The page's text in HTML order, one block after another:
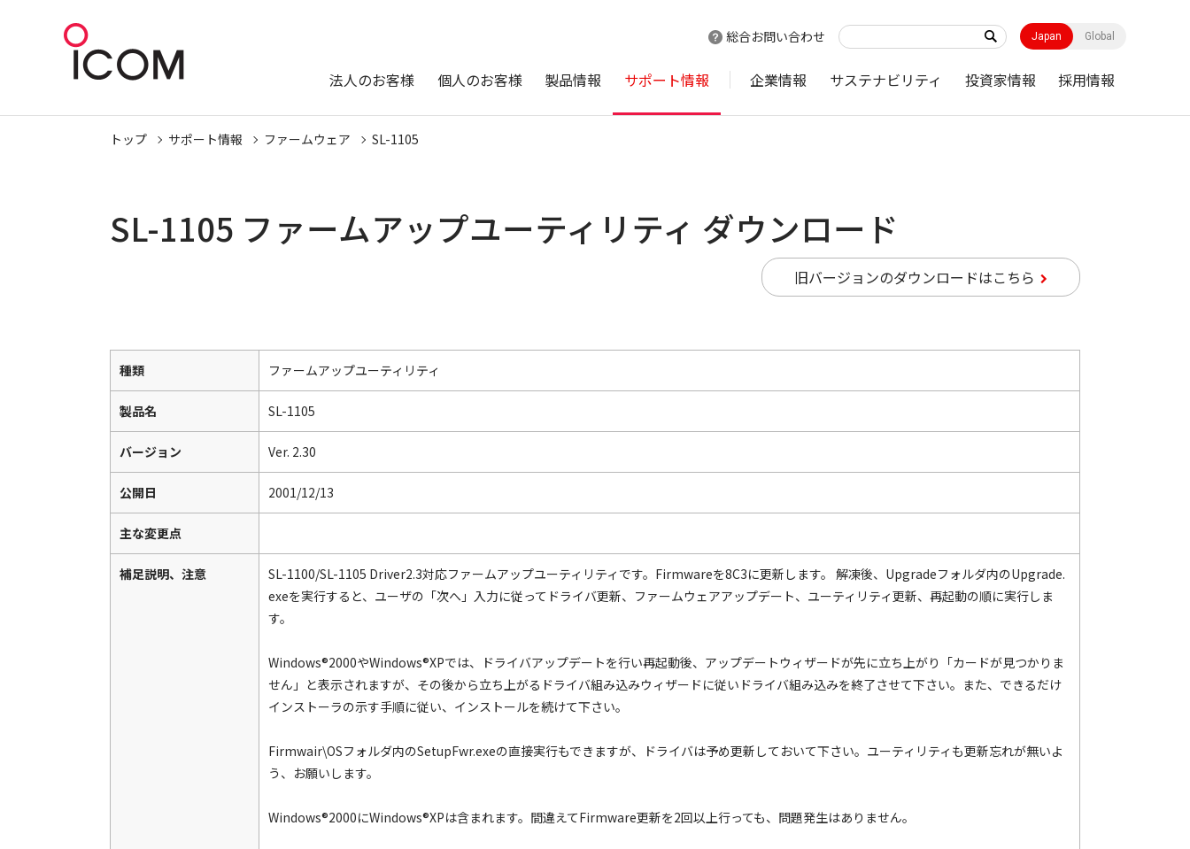
総合お問い合わせ Japan Global
法人のお客様 個人のお客様 製品情報 サポート情報 企業情報 サステナビリティ 投資家情報 採用情報
トップ サポート情報 ファームウェア SL-1105
SL-1105 ファームアップユーティリティ ダウンロード
旧バージョンのダウンロードはこちら
種類 ファームアップユーティリティ
製品名 SL-1105
バージョン Ver. 2.30
公開日 2001/12/13
主な変更点
補足説明、注意
SL-1100/SL-1105 Driver2.3対応ファームアップユーティリティです。Firmwareを8C3に更新します。 解凍後、Upgradeフォルダ内のUpgrade.
exeを実行すると、ユーザの「次へ」入力に従ってドライバ更新、ファームウェアアップデート、ユーティリティ更新、再起動の順に実行しま
す。
Windows®2000やWindows®XPでは、ドライバアップデートを行い再起動後、アップデートウィザードが先に立ち上がり「カードが見つかりま
せん」と表示されますが、その後から立ち上がるドライバ組み込みウィザードに従いドライバ組み込みを終了させて下さい。また、できるだけ
インストーラの示す手順に従い、インストールを続けて下さい。
Firmwair\OSフォルダ内のSetupFwr.exeの直接実行もできますが、ドライバは予め更新しておいて下さい。ユーティリティも更新忘れが無いよ
う、お願いします。
Windows®2000にWindows®XPは含まれます。間違えてFirmware更新を2回以上行っても、問題発生はありません。